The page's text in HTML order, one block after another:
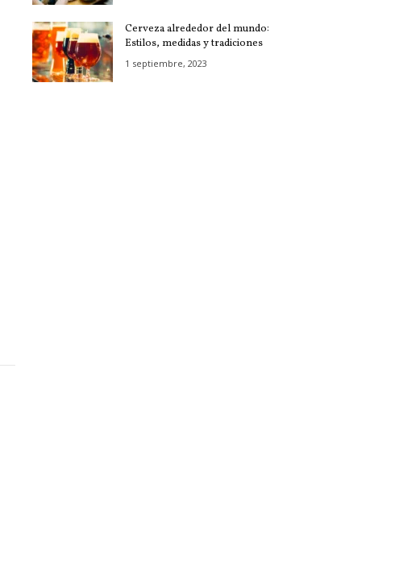
Cerveza alrededor del mundo:
Estilos, medidas y tradiciones
1 septiembre, 2023